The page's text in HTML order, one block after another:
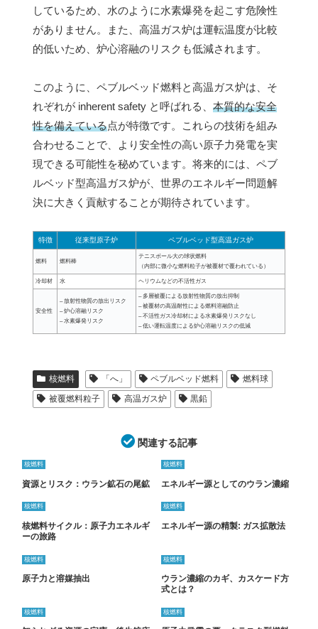
しているため、水のように水素爆発を起こす危険性
がありません。また、高温ガス炉は運転温度が比較
的低いため、炉心溶融のリスクも低減されます。
このように、ペブルベッド燃料と高温ガス炉は、そ
れぞれが inherent safety と呼ばれる、 本質的な安全
性を備えている点が特徴です。これらの技術を組み
合わせることで、より安全性の高い原子力発電を実
現できる可能性を秘めています。将来的には、ペブ
ルベッド型高温ガス炉が、世界のエネルギー問題解
決に大きく貢献することが期待されています。
特徴 従来型原子炉 ペブルベッド型高温ガス炉
燃料 燃料棒
テニスボール大の球状燃料
（内部に微小な燃料粒子が被覆材で覆われている）
冷却材 水 ヘリウムなどの不活性ガス
安全性
– 放射性物質の放出リスク
– 炉心溶融リスク
– 水素爆発リスク
– 多層被覆による放射性物質の放出抑制
– 被覆材の高温耐性による燃料溶融防止
– 不活性ガス冷却材による水素爆発リスクなし
– 低い運転温度による炉心溶融リスクの低減
核燃料 「へ」 ペブルベッド燃料
燃料球
被覆燃料粒子
高温ガス炉 黒鉛
関連する記事
核燃料
資源とリスク：ウラン鉱石の尾鉱
核燃料
エネルギー源としてのウラン濃縮
核燃料
核燃料サイクル：原子力エネルギ
ーの旅路
核燃料
エネルギー源の精製: ガス拡散法
核燃料
原子力と溶媒抽出
核燃料
ウラン濃縮のカギ、カスケード方
式とは？
核燃料 核燃料